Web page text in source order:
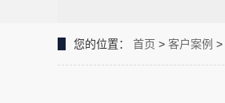
您的位置： 首页 > 客户案例 >